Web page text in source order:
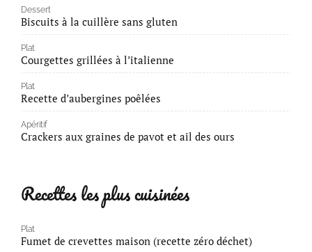
Dessert
Biscuits à la cuillère sans gluten
Plat
Courgettes grillées à l’italienne
Plat
Recette d’aubergines poêlées
Apéritif
Crackers aux graines de pavot et ail des ours
Recettes les plus cuisinées
Plat
Fumet de crevettes maison (recette zéro déchet)